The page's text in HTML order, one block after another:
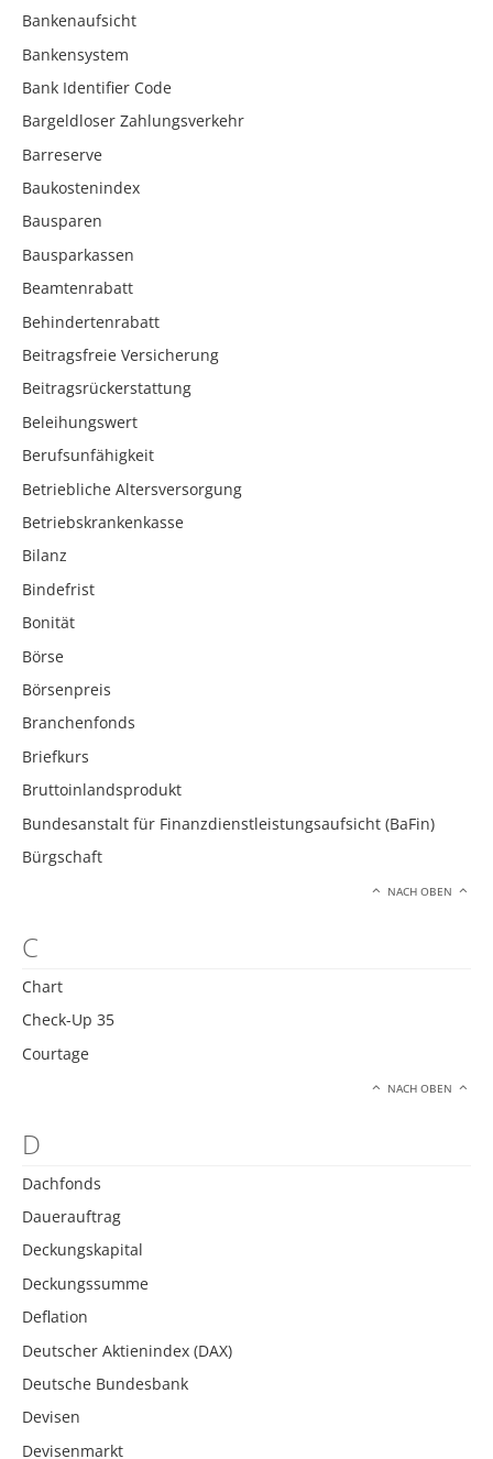
Bankenaufsicht
Bankensystem
Bank Identifier Code
Bargeldloser Zahlungsverkehr
Barreserve
Baukostenindex
Bausparen
Bausparkassen
Beamtenrabatt
Behindertenrabatt
Beitragsfreie Versicherung
Beitragsrückerstattung
Beleihungswert
Berufsunfähigkeit
Betriebliche Altersversorgung
Betriebskrankenkasse
Bilanz
Bindefrist
Bonität
Börse
Börsenpreis
Branchenfonds
Briefkurs
Bruttoinlandsprodukt
Bundesanstalt für Finanzdienstleistungsaufsicht (BaFin)
Bürgschaft
NACH OBEN
C
Chart
Check-Up 35
Courtage
NACH OBEN
D
Dachfonds
Dauerauftrag
Deckungskapital
Deckungssumme
Deflation
Deutscher Aktienindex (DAX)
Deutsche Bundesbank
Devisen
Devisenmarkt